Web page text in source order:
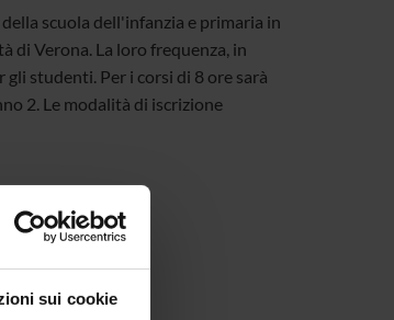
sui cookie
scuola dell'infanzia e primaria in
di Verona. La loro frequenza, in
studenti. Per i corsi di 8 ore sarà
2. Le modalità di iscrizione